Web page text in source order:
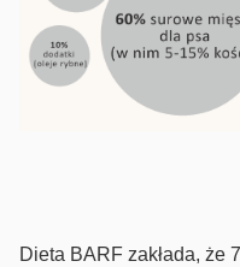
Dieta BARF zakłada, że